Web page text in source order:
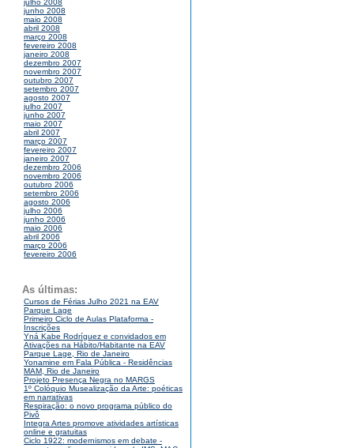
julho 2008
junho 2008
maio 2008
abril 2008
março 2008
fevereiro 2008
janeiro 2008
dezembro 2007
novembro 2007
outubro 2007
setembro 2007
agosto 2007
julho 2007
junho 2007
maio 2007
abril 2007
março 2007
fevereiro 2007
janeiro 2007
dezembro 2006
novembro 2006
outubro 2006
setembro 2006
agosto 2006
julho 2006
junho 2006
maio 2006
abril 2006
março 2006
fevereiro 2006
As últimas:
Cursos de Férias Julho 2021 na EAV
Parque Lage
Primeiro Ciclo de Aulas Plataforma -
Inscrições
Yná Kabe Rodríguez e convidados em
Ativações na Hábito/Habitante na EAV
Parque Lage, Rio de Janeiro
Yonamine em Fala Pública - Residências
MAM, Rio de Janeiro
Projeto Presença Negra no MARGS
1º Colóquio Musealização da Arte: poéticas
em narrativas
Respiração: o novo programa público do
Pivô
Integra Artes promove atividades artísticas
online e gratuitas
Ciclo 1922: modernismos em debate -